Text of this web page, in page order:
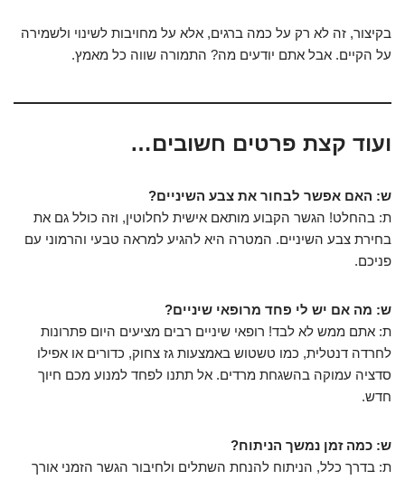
בקיצור, זה לא רק על כמה ברגים, אלא על מחויבות לשינוי ולשמירה
על הקיים. אבל אתם יודעים מה? התמורה שווה כל מאמץ.
ועוד קצת פרטים חשובים…
ש: האם אפשר לבחור את צבע השיניים?
ת: בהחלט! הגשר הקבוע מותאם אישית לחלוטין, וזה כולל גם את
בחירת צבע השיניים. המטרה היא להגיע למראה טבעי והרמוני עם
פניכם.
ש: מה אם יש לי פחד מרופאי שיניים?
ת: אתם ממש לא לבד! רופאי שיניים רבים מציעים היום פתרונות
לחרדה דנטלית, כמו טשטוש באמצעות גז צחוק, כדורים או אפילו
סדציה עמוקה בהשגחת מרדים. אל תתנו לפחד למנוע מכם חיוך
חדש.
ש: כמה זמן נמשך הניתוח?
ת: בדרך כלל, הניתוח להנחת השתלים ולחיבור הגשר הזמני אורך